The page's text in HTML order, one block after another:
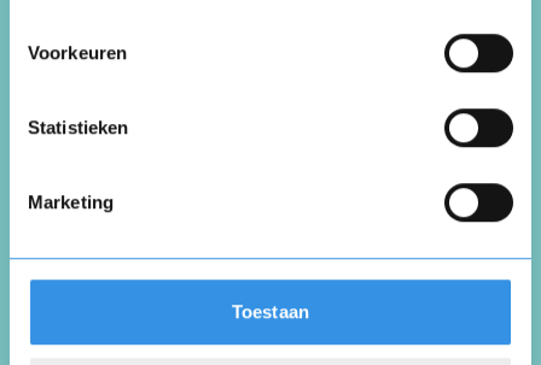
Voorkeuren
Statistieken
Marketing
Toestaan
7 april 2025
ik mijn financiële uitgaven aan het minderen
heb!